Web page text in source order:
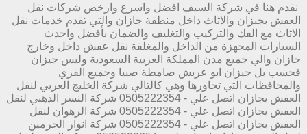
نقدم هنا في شركة السيف افضل واسرع وارخص شركات نقل
العفش بجبزان والاثاث داخل منطقة جازان والتي تقدم خدمات نقل
الاثاث مع الفك والتركيب والتغليف والضمان بأفضل واحدث
السيارات المجهزة من الداخل والمغلقة نقل عفش داخل وخارج
جازان والي جميع مدن المملكة العربية السعودية وليس جيزان
فحسب بل جيزان ابو عريش صامطة صبيا وجميع القري
والمحافظات التي تجاورها وهي كالتالي شركة الخليج العربي لنقل
العفش بجازان اتصل علي - 0505222354 شركة النسر الذهبي لنقل
العفش بجازان اتصل علي - 0505222354 شركة الرهوان لنقل
العفش بجازان اتصل علي - 0505222354 شركة انوار الحرمين